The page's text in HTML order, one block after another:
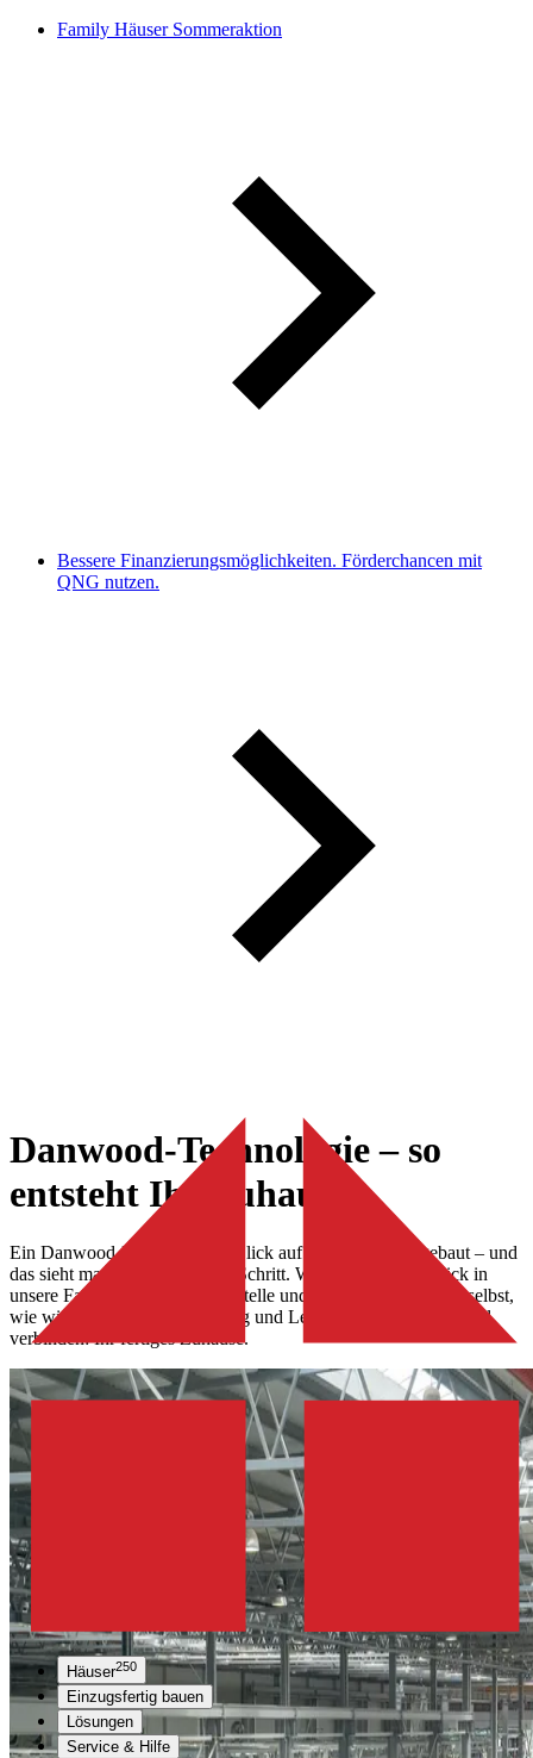
Family Häuser Sommeraktion
Bessere Finanzierungsmöglichkeiten. Förderchancen mit
QNG nutzen.
Häuser250
Einzugsfertig bauen
Lösungen
Service & Hilfe
Danwood-Technologie – so
entsteht Ihr Zuhause
Ein Danwood-Haus wird mit Blick auf Ihren Komfort gebaut – und
das sieht man schon im ersten Schritt. Werfen Sie einen Blick in
unsere Fabrik und auf die Baustelle und überzeugen Sie sich selbst,
wie wir Technologie, Erfahrung und Leidenschaft zu einem Ziel
verbinden: Ihr fertiges Zuhause.